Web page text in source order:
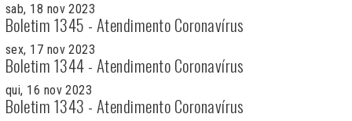
sab, 18 nov 2023
Boletim 1345 - Atendimento Coronavírus
sex, 17 nov 2023
Boletim 1344 - Atendimento Coronavírus
qui, 16 nov 2023
Boletim 1343 - Atendimento Coronavírus